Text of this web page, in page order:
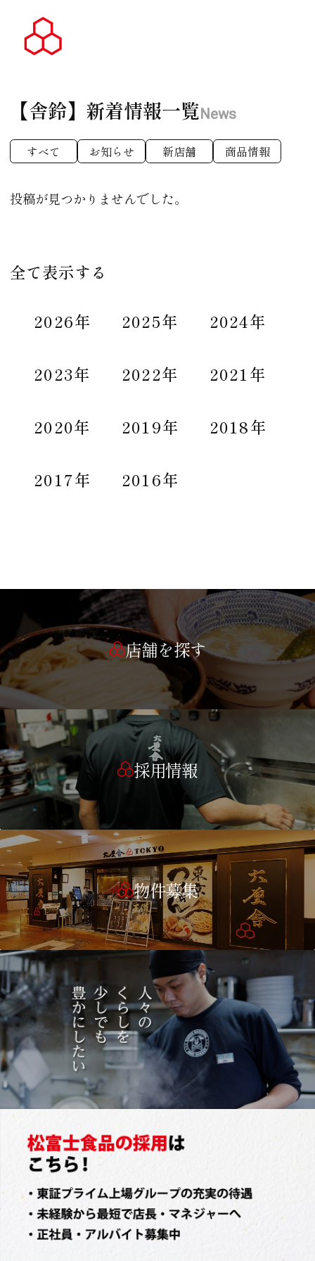
【舎鈴】 新着情報一覧 News
すべて お知らせ 新店舗 商品情報
投稿が見つかりませんでした。
全て表示する
2026年 2025年 2024年
2023年 2022年 2021年
2020年 2019年 2018年
2017年 2016年
店舗を探す
採用情報
物件募集